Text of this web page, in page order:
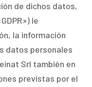
de dichos datos,
le
la información
datos personales
Srl también en
previstas por el